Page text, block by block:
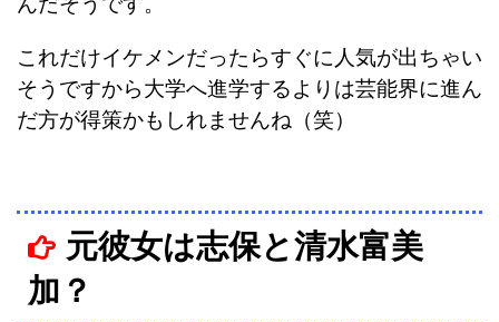
これだけイケメンだったらすぐに人気が出ちゃい
そうですから大学へ進学するよりは芸能界に進ん
だ方が得策かもしれませんね（笑）
元彼女は志保と清水富美
加？